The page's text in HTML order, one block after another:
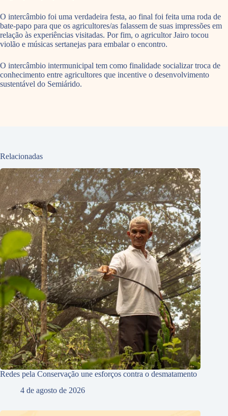
O intercâmbio foi uma verdadeira festa, ao final foi feita uma roda de
bate-papo para que os agricultores/as falassem de suas impressões em
relação às experiências visitadas. Por fim, o agricultor Jairo tocou
violão e músicas sertanejas para embalar o encontro.
O intercâmbio intermunicipal tem como finalidade socializar troca de
conhecimento entre agricultores que incentive o desenvolvimento
sustentável do Semiárido.
Relacionadas
Redes pela Conservação une esforços contra o desmatamento
4 de agosto de 2026